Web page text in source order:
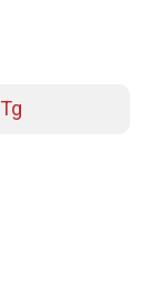
Tg